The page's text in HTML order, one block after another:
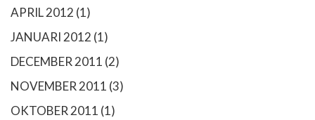
APRIL 2012 (1)
JANUARI 2012 (1)
DECEMBER 2011 (2)
NOVEMBER 2011 (3)
OKTOBER 2011 (1)